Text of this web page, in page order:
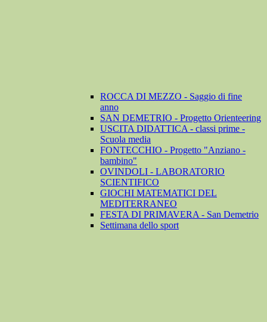
ROCCA DI MEZZO - Saggio di fine
anno
SAN DEMETRIO - Progetto Orienteering
USCITA DIDATTICA - classi prime -
Scuola media
FONTECCHIO - Progetto "Anziano -
bambino"
OVINDOLI - LABORATORIO
SCIENTIFICO
GIOCHI MATEMATICI DEL
MEDITERRANEO
FESTA DI PRIMAVERA - San Demetrio
Settimana dello sport